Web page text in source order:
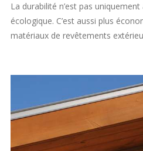
La durabilité n’est pas
écologique. C’est aussi plus
matériaux de revêtements